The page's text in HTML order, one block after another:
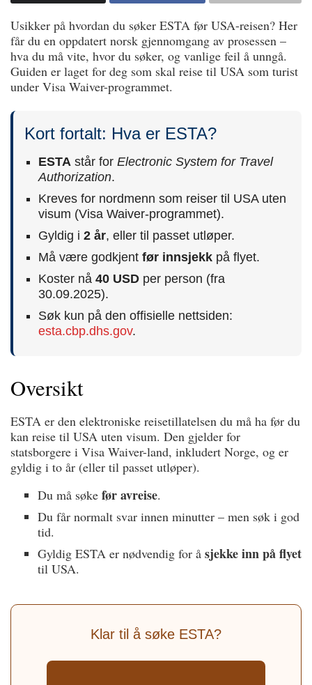
Usikker på hvordan du søker ESTA før USA-reisen? Her
får du en oppdatert norsk gjennomgang av prosessen –
hva du må vite, hvor du søker, og vanlige feil å unngå.
Guiden er laget for deg som skal reise til USA som turist
under Visa Waiver-programmet.
Kort fortalt: Hva er ESTA?
ESTA står for Electronic System for Travel
Authorization.
Kreves for nordmenn som reiser til USA uten
visum (Visa Waiver-programmet).
Gyldig i 2 år, eller til passet utløper.
Må være godkjent før innsjekk på flyet.
Koster nå 40 USD per person (fra
30.09.2025).
Søk kun på den offisielle nettsiden:
esta.cbp.dhs.gov.
Oversikt
ESTA er den elektroniske reisetillatelsen du må ha før du
kan reise til USA uten visum. Den gjelder for
statsborgere i Visa Waiver-land, inkludert Norge, og er
gyldig i to år (eller til passet utløper).
Du må søke før avreise.
Du får normalt svar innen minutter – men søk i god
tid.
Gyldig ESTA er nødvendig for å sjekke inn på flyet
til USA.
Klar til å søke ESTA?